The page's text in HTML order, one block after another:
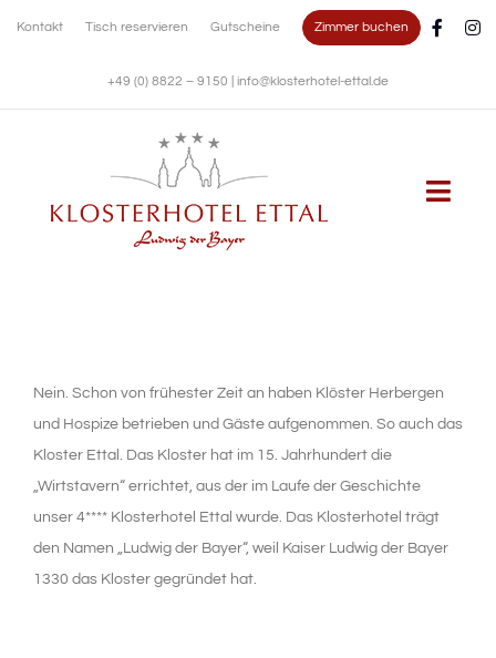
Kontakt Tisch reservieren Gutscheine Zimmer buchen
+49 (0) 8822 – 9150 info@klosterhotel-ettal.de
KULINARIK
FESTE FEIERN
TAGUNGSZENTRUM
Nein. Schon von frühester Zeit an haben Klöster Herbergen
und Hospize betrieben und Gäste aufgenommen. So auch das
Kloster Ettal. Das Kloster hat im 15. Jahrhundert die
„Wirtstavern“ errichtet, aus der im Laufe der Geschichte
unser 4**** Klosterhotel Ettal wurde. Das Klosterhotel trägt
den Namen „Ludwig der Bayer“, weil Kaiser Ludwig der Bayer
1330 das Kloster gegründet hat.